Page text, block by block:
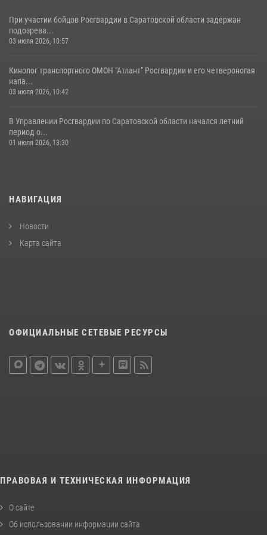
При участии бойцов Росгвардии в Саратовской области задержан
подозрева...
03 июля 2026, 10:57
Кинолог транспортного ОМОН "Атлант" Росгвардии и его четвероногая
напа...
03 июля 2026, 10:42
В Управлении Росгвардии по Саратовской области начался летний
период о...
01 июля 2026, 13:30
НАВИГАЦИЯ
Новости
Карта сайта
ОФИЦИАЛЬНЫЕ СЕТЕВЫЕ РЕСУРСЫ
ПРАВОВАЯ И ТЕХНИЧЕСКАЯ ИНФОРМАЦИЯ
О сайте
Об использовании информации сайта